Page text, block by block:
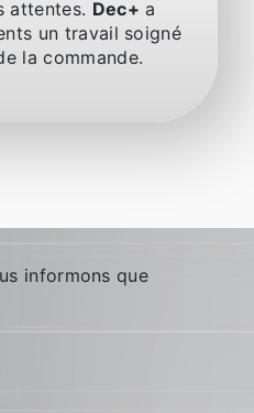
attentes. Dec+ a
un travail soigné
la commande.
informons que